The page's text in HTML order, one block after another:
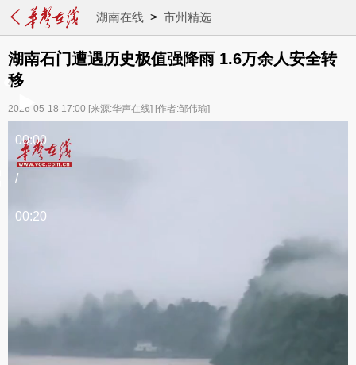
湖南在线> 市州精选
湖南石门遭遇历史极值强降雨 1.6万余人安全转
移
2026-05-18 17:00 [来源:华声在线] [作者:邹伟瑜]
00:00
/
00:20